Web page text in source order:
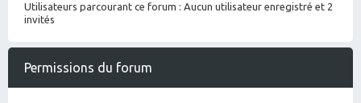
Utilisateurs parcourant ce forum : Aucun utilisateur enregistré et 2
invités
Permissions du forum